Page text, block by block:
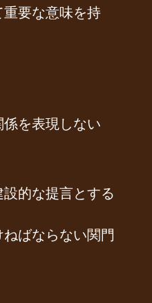
要な意味を持
を表現しない
的な提言とする
ばならない関門